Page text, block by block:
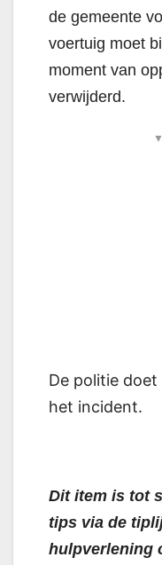
de gemeente
voertuig moet
moment van
verwijderd.
De politie
het incident.
Dit item is tot
tips via de
hulpverlening